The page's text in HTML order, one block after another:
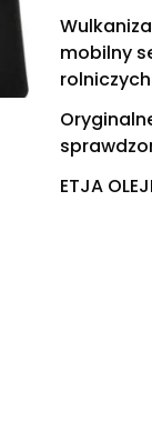
mobilny
rolniczych
ETJA